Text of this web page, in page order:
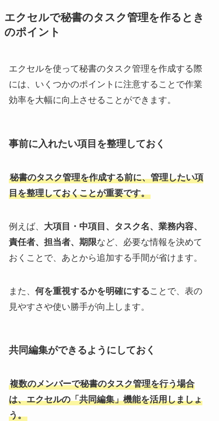
エクセルで秘書のタスク管理を作るとき
のポイント
エクセルを使って秘書のタスク管理を作成する際
には、いくつかのポイントに注意することで作業
効率を大幅に向上させることができます。
事前に入れたい項目を整理しておく
秘書のタスク管理を作成する前に、管理したい項
目を整理しておくことが重要です。
例えば、 大項目・中項目、タスク名、業務内容、
責任者、担当者、期限など、必要な情報を決めて
おくことで、あとから追加する手間が省けます。
また、 何を重視するかを明確にすることで、表の
見やすさや使い勝手が向上します。
共同編集ができるようにしておく
複数のメンバーで秘書のタスク管理を行う場合
は、エクセルの「共同編集」機能を活用しましょ
う。